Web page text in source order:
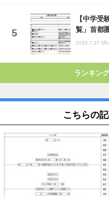
【中学
覧」首都
2026.7.27
ランキン
こちらの